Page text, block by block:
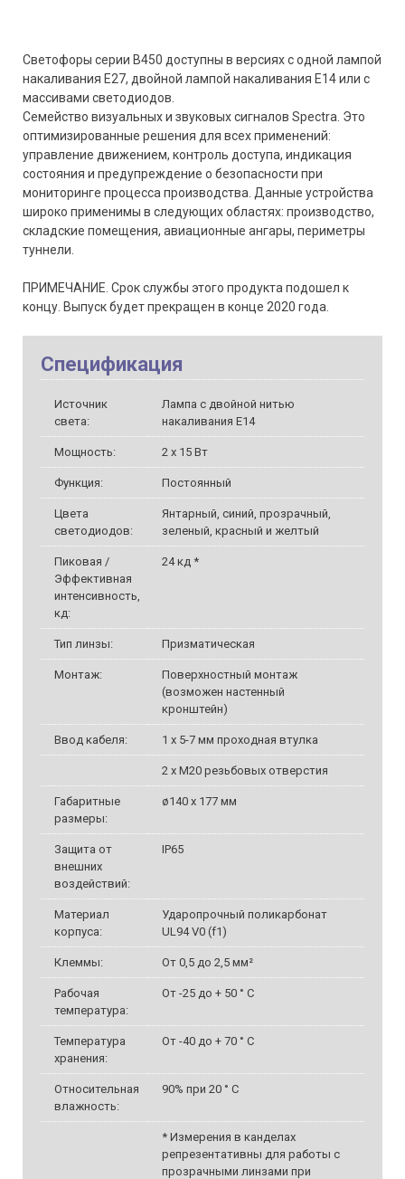
Светофоры серии B450 доступны в версиях с одной лампой
накаливания E27, двойной лампой накаливания E14 или с
массивами светодиодов.
Семейство визуальных и звуковых сигналов Spectra. Это
оптимизированные решения для всех применений:
управление движением, контроль доступа, индикация
состояния и предупреждение о безопасности при
мониторинге процесса производства. Данные устройства
широко применимы в следующих областях: производство,
складские помещения, авиационные ангары, периметры
туннели.
ПРИМЕЧАНИЕ. Срок службы этого продукта подошел к
концу. Выпуск будет прекращен в конце 2020 года.
Спецификация
Источник
света:
Лампа с двойной нитью
накаливания E14
Мощность: 2 х 15 Вт
Функция: Постоянный
Цвета
светодиодов:
Янтарный, синий, прозрачный,
зеленый, красный и желтый
Пиковая /
Эффективная
интенсивность,
кд:
24 кд *
Тип линзы: Призматическая
Монтаж:
Поверхностный монтаж
(возможен настенный
кронштейн)
Ввод кабеля: 1 x 5-7 мм проходная втулка
2 x M20 резьбовых отверстия
Габаритные
размеры:
ø140 x 177 мм
Защита от
внешних
воздействий:
IP65
Материал
корпуса:
Ударопрочный поликарбонат
UL94 V0 (f1)
Клеммы: От 0,5 до 2,5 мм²
Рабочая
температура:
От -25 до + 50 ° C
Температура
хранения:
От -40 до + 70 ° C
Относительная
влажность:
90% при 20 ° C
* Измерения в канделах
репрезентативны для работы с
прозрачными линзами при